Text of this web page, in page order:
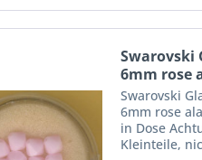
Swarovski
6mm rose
Swarovski
6mm rose
in Dose
Kleinteile,